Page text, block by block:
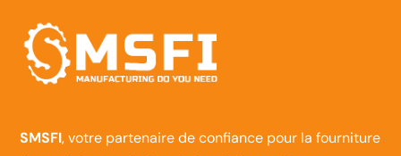
SMSFI, votre partenaire de confiance pour la fourniture